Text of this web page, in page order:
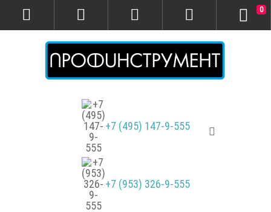
+7 (495) 147-9-555
+7 (953) 326-9-555
0